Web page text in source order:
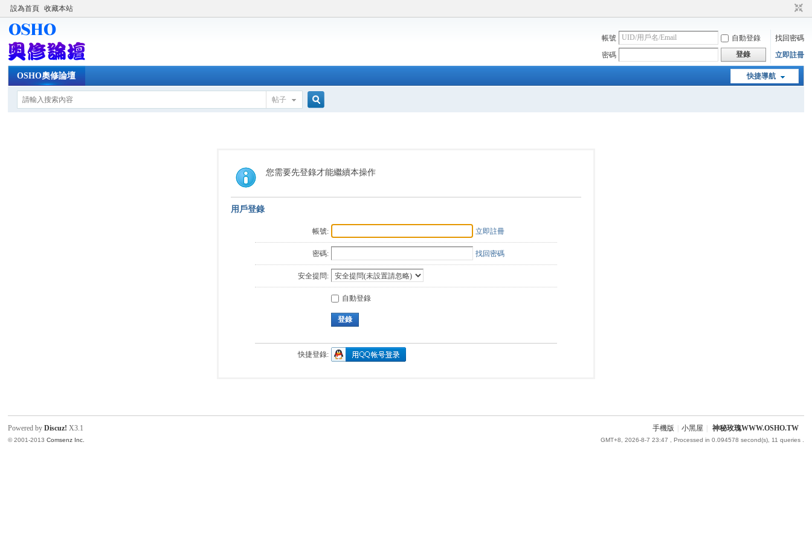
設為首頁 收藏本站
帳號 自動登錄
找回密碼
密碼
登錄 立即註冊
快捷導航
OSHO奧修論壇
帖子
索
您需要先登錄才能繼續本操作
用戶登錄
帳號: 立即註冊
密碼: 找回密碼
安全提問:
自動登錄
登錄
快捷登錄:
手機版 小黑屋 神秘玫瑰WWW.OSHO.TW
GMT+8, 2026-8-7 23:47 , Processed in 0.094578 second(s), 11 queries .
Powered byDiscuz! X3.1
© 2001-2013Comsenz Inc.